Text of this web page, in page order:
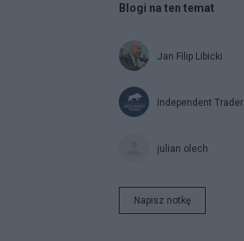
Blogi na ten temat
Jan Filip Libicki
Independent Trader
julian olech
Napisz notkę